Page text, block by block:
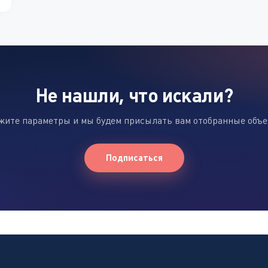
Не нашли, что искали?
параметры и мы будем присылать вам отобранные
Подписаться